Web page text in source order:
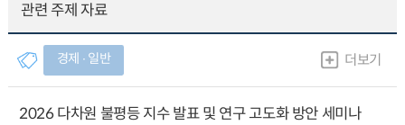
관련 주제 자료
경제 ∙ 일반 더보기
2026 다차원 불평등 지수 발표 및 연구 고도화 방안 세미나